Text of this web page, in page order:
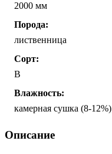
2000 мм
Порода:
лиственница
Сорт:
B
Влажность:
камерная сушка (8-12%)
Описание